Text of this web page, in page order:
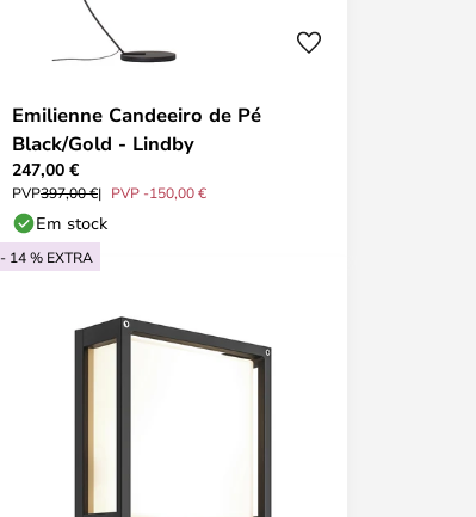
Emilienne Candeeiro de Pé
Black/Gold - Lindby
247,00 €
PVP397,00 € PVP -150,00 €
Em stock
- 14 % EXTRA